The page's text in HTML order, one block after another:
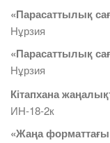
«Парасаттылық
Нұрзия
«Парасаттылық
Нұрзия
Кітапхана
ИН-18-2к
«Жаңа форматтағы